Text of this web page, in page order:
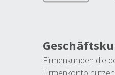
Firmenkunden die